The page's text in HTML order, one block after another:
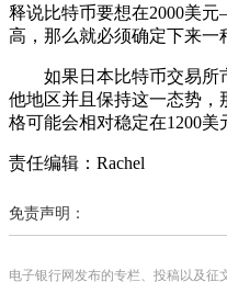
释说比特币要想在2000美
高，那么就必须确定下来一
如果日本比特币交易所
他地区并且保持这一态势，
格可能会相对稳定在1200美
责任编辑：Rachel
免责声明：
电子银行网发布的专栏、投稿以及征